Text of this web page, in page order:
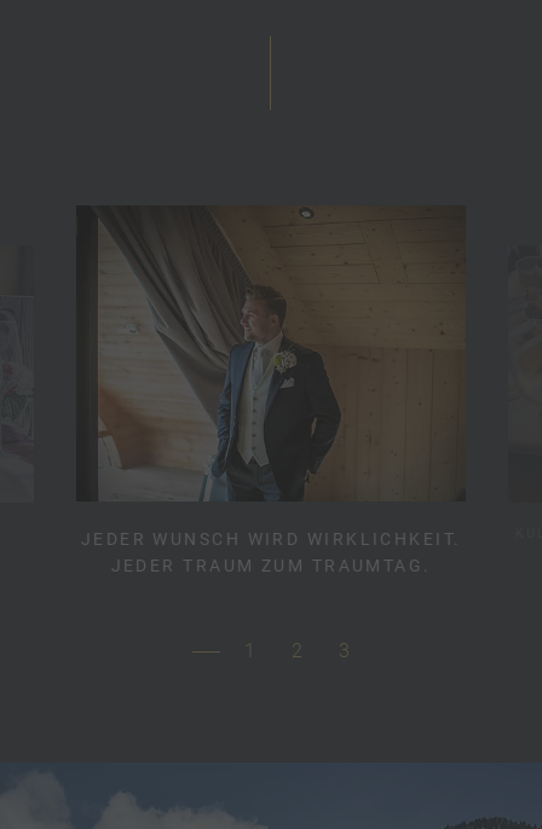
JEDER WUNSCH WIRD WIRKLICHKEIT.
JEDER TRAUM ZUM TRAUMTAG.
1 2 3